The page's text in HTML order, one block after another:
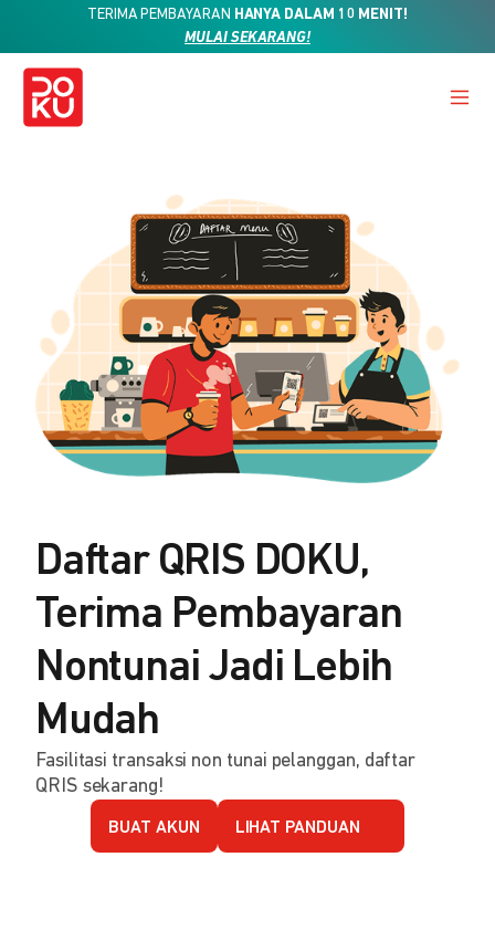
TERIMA PEMBAYARAN HANYA DALAM 10 MENIT!
MULAI SEKARANG!
Daftar QRIS DOKU,
Terima Pembayaran
Nontunai Jadi Lebih
Mudah
Fasilitasi transaksi non tunai pelanggan, daftar
QRIS sekarang!
BUAT AKUN LIHAT PANDUAN